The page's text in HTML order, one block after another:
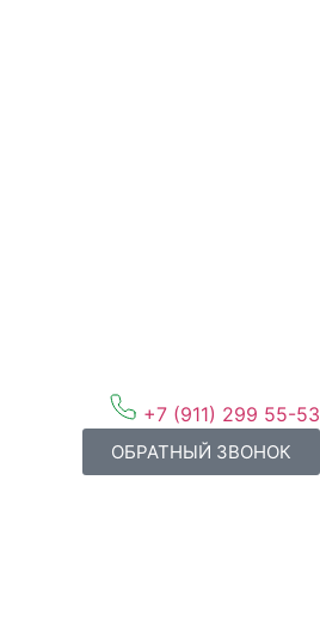
+7 (911) 299 55-53
ОБРАТНЫЙ ЗВОНОК